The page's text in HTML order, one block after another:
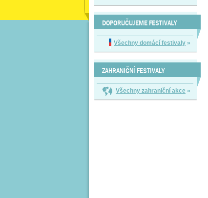
DOPORUČUJEME FESTIVALY
Všechny domácí festivaly »
ZAHRANIČNÍ FESTIVALY
Všechny zahraniční akce »